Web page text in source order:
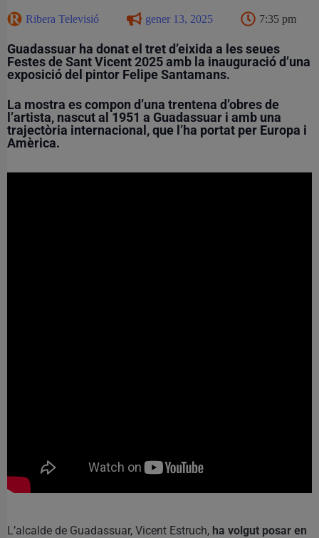
Ribera Televisió gener 13, 2025 7:35 pm
Guadassuar ha donat el tret d’eixida a les seues
Festes de Sant Vicent 2025 amb la inauguració d’una
exposició del pintor Felipe Santamans.
La mostra es compon d’una trentena d’obres de
l’artista, nascut al 1951 a Guadassuar i amb una
trajectòria internacional, que l’ha portat per Europa i
Amèrica.
L’alcalde de Guadassuar, Vicent Estruch, ha volgut posar en